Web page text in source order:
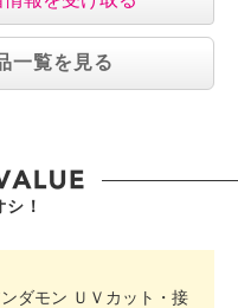
一覧を見る
！
ダモン ＵＶカット・接